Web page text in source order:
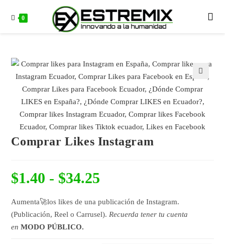
0
Comprar Likes Instagram
$1.40 - $34.25
Aumenta🚀los likes de una publicación de Instagram.
(Publicación, Reel o Carrusel). Recuerda tener tu cuenta
en MODO PÚBLICO.